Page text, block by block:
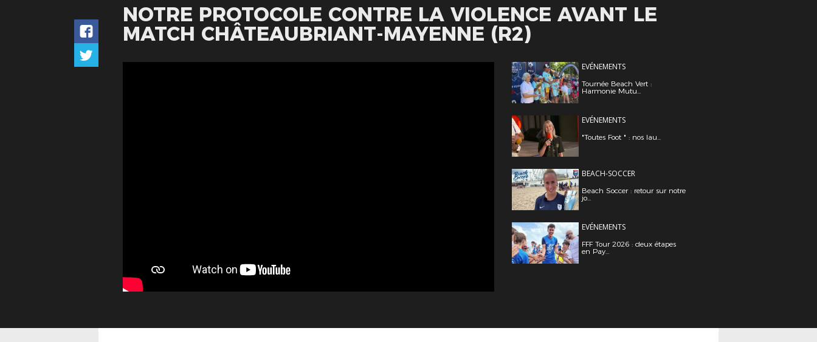
NOTRE PROTOCOLE CONTRE LA VIOLENCE AVANT LE
MATCH CHÂTEAUBRIANT-MAYENNE (R2)
EVÉNEMENTS
Tournée Beach Vert :
Harmonie Mutu...
EVÉNEMENTS
"Toutes Foot " : nos lau...
BEACH-SOCCER
Beach Soccer : retour sur notre
jo...
EVÉNEMENTS
FFF Tour 2026 : deux étapes
en Pay...